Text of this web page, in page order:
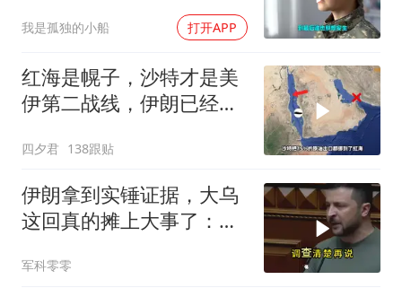
我是孤独的小船 打开APP
红海是幌子，沙特才是美
伊第二战线，伊朗已经输
四夕君 138跟贴
伊朗拿到实锤证据，大乌
这回真的摊上大事了：私
军科零零